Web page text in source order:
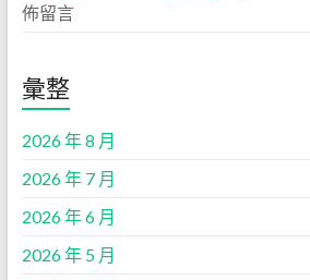
佈留言
彙整
2026 年 8 月
2026 年 7 月
2026 年 6 月
2026 年 5 月